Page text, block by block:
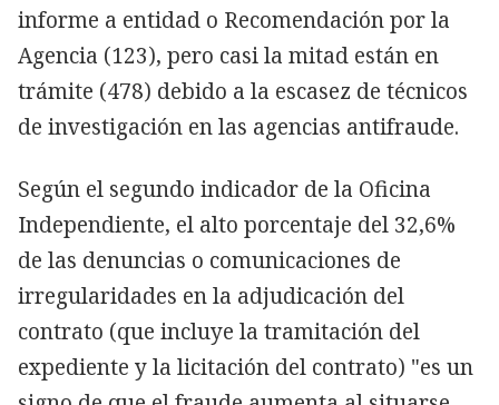
informe a entidad o Recomendación por la
Agencia (123), pero casi la mitad están en
trámite (478) debido a la escasez de técnicos
de investigación en las agencias antifraude.
Según el segundo indicador de la Oficina
Independiente, el alto porcentaje del 32,6%
de las denuncias o comunicaciones de
irregularidades en la adjudicación del
contrato (que incluye la tramitación del
expediente y la licitación del contrato) "es un